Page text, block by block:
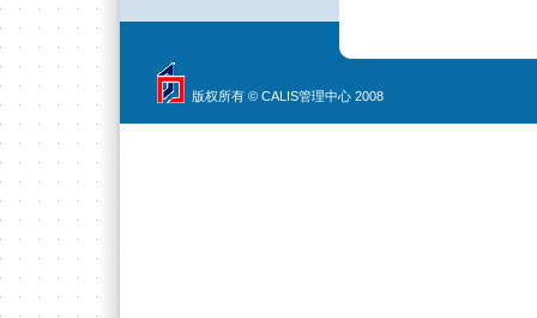
版权所有 © CALIS管理中心 2008